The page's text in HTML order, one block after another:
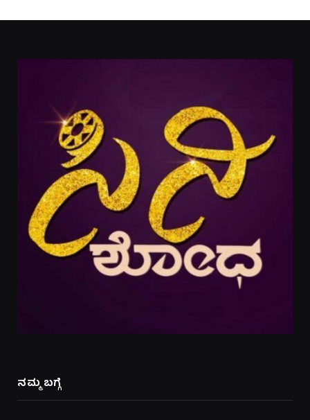
ನಮ್ಮ ಬಗ್ಗೆ